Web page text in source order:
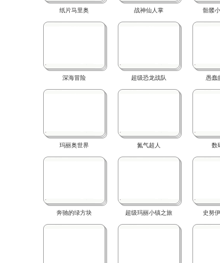
纸片马里奥
深海冒险
战神仙人掌
超级恐龙战队
骷髅
愚蠢
玛丽奥世界
奔驰的绿方块
氮气超人
超级玛丽小镇之旅
数
史努